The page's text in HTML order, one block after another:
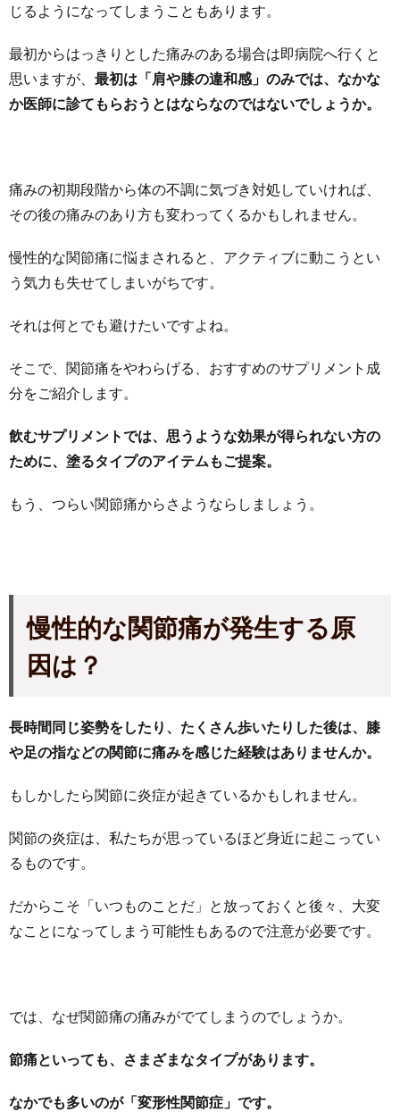
じるようになってしまうこともあります。
最初からはっきりとした痛みのある場合は即病院へ行くと
思いますが、 最初は「肩や膝の違和感」のみでは、なかな
か医師に診てもらおうとはならなのではないでしょうか。
痛みの初期段階から体の不調に気づき対処していければ、
その後の痛みのあり方も変わってくるかもしれません。
慢性的な関節痛に悩まされると、アクティブに動こうとい
う気力も失せてしまいがちです。
それは何とでも避けたいですよね。
そこで、関節痛をやわらげる、おすすめのサプリメント成
分をご紹介します。
飲むサプリメントでは、思うような効果が得られない方の
ために、塗るタイプのアイテムもご提案。
もう、つらい関節痛からさようならしましょう。
慢性的な関節痛が発生する原
因は？
長時間同じ姿勢をしたり、たくさん歩いたりした後は、膝
や足の指などの関節に痛みを感じた経験はありませんか。
もしかしたら関節に炎症が起きているかもしれません。
関節の炎症は、私たちが思っているほど身近に起こってい
るものです。
だからこそ「いつものことだ」と放っておくと後々、大変
なことになってしまう可能性もあるので注意が必要です。
では、なぜ関節痛の痛みがでてしまうのでしょうか。
節痛といっても、さまざまなタイプがあります。
なかでも多いのが「変形性関節症」です。